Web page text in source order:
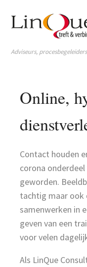
Adviseurs,
Online,
Contact houden
corona
geworden.
tachtig maar ook
samenwerken in
geven van een
voor velen
Als LinQue